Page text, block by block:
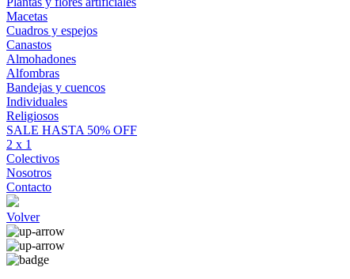
Macetas
Cuadros y espejos
Canastos
Almohadones
Alfombras
Bandejas y cuencos
Individuales
Religiosos
SALE HASTA 50% OFF
2 x 1
Colectivos
Nosotros
Contacto
Volver